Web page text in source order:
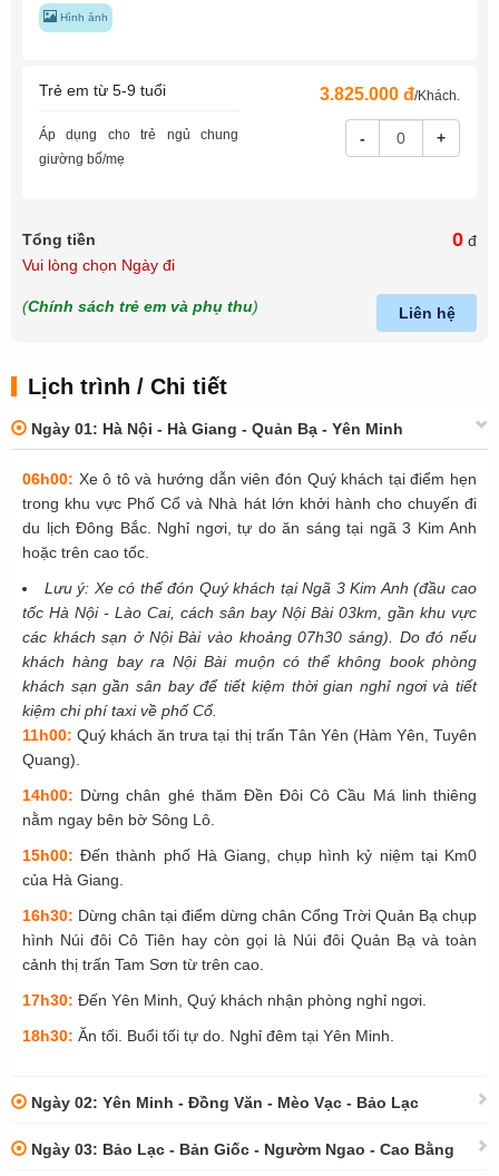
Hình ảnh
Trẻ em từ 5-9 tuổi
Áp dụng cho trẻ ngủ chung
giường bố/mẹ
3.825.000 đ/Khách.
- +
Tổng tiền 0 đ
Vui lòng chọn Ngày đi
(Chính sách trẻ em và phụ thu) Liên hệ
Lịch trình / Chi tiết
Ngày 01: Hà Nội - Hà Giang - Quản Bạ - Yên Minh
06h00: Xe ô tô và hướng dẫn viên đón Quý khách tại điểm hẹn
trong khu vực Phố Cổ và Nhà hát lớn khởi hành cho chuyến đi
du lịch Đông Bắc. Nghỉ ngơi, tự do ăn sáng tại ngã 3 Kim Anh
hoặc trên cao tốc.
Lưu ý: Xe có thể đón Quý khách tại Ngã 3 Kim Anh (đầu cao
tốc Hà Nội - Lào Cai, cách sân bay Nội Bài 03km, gần khu vực
các khách sạn ở Nội Bài vào khoảng07h30sáng). Do đó nếu
khách hàng bay ra Nội Bài muộn có thể không book phòng
khách sạn gần sân bay để tiết kiệm thời gian nghỉ ngơi và tiết
kiệm chi phí taxi về phố Cổ.
11h00: Quý khách ăn trưa tại thị trấn Tân Yên (Hàm Yên, Tuyên
Quang).
14h00: Dừng chân ghé thăm ĐềnĐôi Cô Cầu Má linh thiêng
nằm ngay bên bờ Sông Lô.
15h00: Đến thành phố Hà Giang, chụp hình kỷ niệm tại Km0
của Hà Giang.
16h30: Dừng chân tại điểm dừng chân Cổng Trời Quản Bạ chụp
hình Núi đôi Cô Tiên hay còn gọi là Núi đôi Quản Bạ và toàn
cảnh thị trấn Tam Sơn từ trên cao.
17h30: Đến Yên Minh, Quý khách nhận phòng nghỉ ngơi.
18h30: Ăn tối. Buổi tối tự do. Nghỉ đêm tại Yên Minh.
Ngày 02: Yên Minh - Đồng Văn - Mèo Vạc - Bảo Lạc
Ngày 03: Bảo Lạc - Bản Giốc - Ngườm Ngao - Cao Bằng